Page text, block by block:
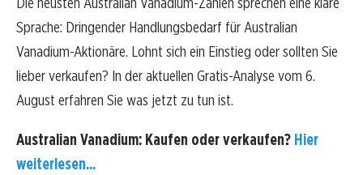
Sprache: Dringender Handlungsbedarf für Australian
Vanadium-Aktionäre. Lohnt sich ein Einstieg oder sollten Sie
lieber verkaufen? In der aktuellen Gratis-Analyse vom 6.
August erfahren Sie was jetzt zu tun ist.
Australian Vanadium: Kaufen oder verkaufen? Hier
weiterlesen...